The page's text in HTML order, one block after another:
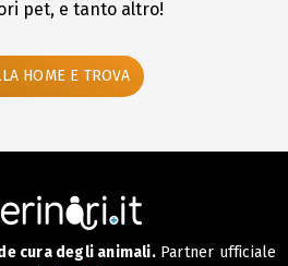
pet, e tanto altro!
HOME E TROVA
cura degli animali.Partner ufficiale